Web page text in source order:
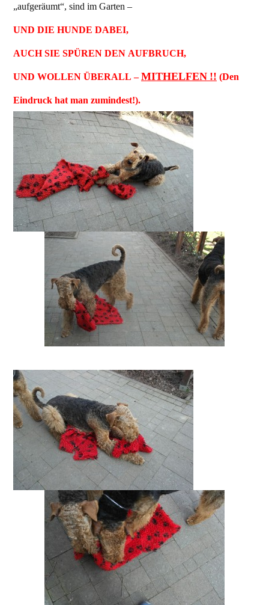
„aufgeräumt“, sind im Garten –
UND DIE HUNDE DABEI,
AUCH SIE SPÜREN DEN AUFBRUCH,
UND WOLLEN ÜBERALL –MITHELFEN !! (Den
Eindruck hat man zumindest!).